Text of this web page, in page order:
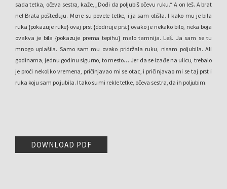
sada tetka, očeva sestra, kaže, „Dođi da poljubiš očevu ruku.“ A on leš. A brat
ne! Brata pošteđuju. Mene su povele tetke, i ja sam otišla. I kako mu je bila
ruka {pokazuje ruke} ovaj prst {dodiruje prst} ovako je nekako bilo, neka boja
ovakva je bila {pokazuje prema tepihu} malo tamnija. Leš. Ja sam se tu
mnogo uplašila. Samo sam mu ovako pridržala ruku, nisam poljubila. Ali
godinama, jednu godinu sigurno, to mesto… Jer da se izađe na ulicu, trebalo
je proći nekoliko vremena, pričinjavao mi se otac, i pričinjavao mi se taj prst i
ruka koju sam poljubila. I tako su mi rekle tetke, očeva sestra, da ih poljubim.
DOWNLOAD PDF